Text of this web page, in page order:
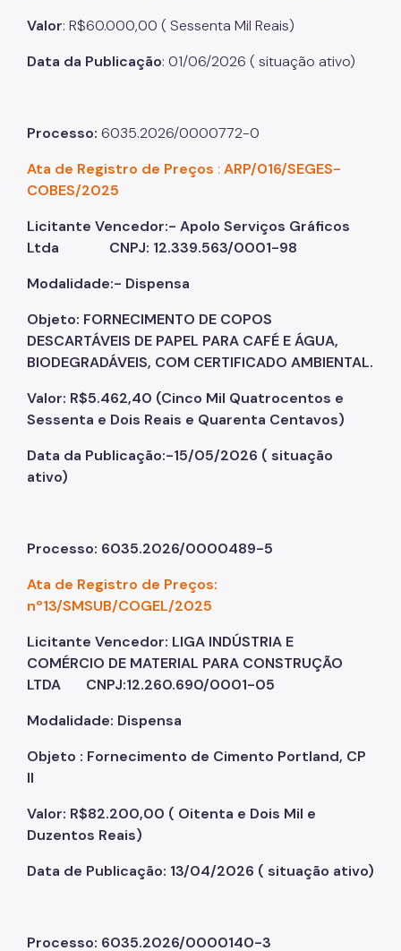
Valor: R$60.000,00 ( Sessenta Mil Reais)
Data da Publicação: 01/06/2026 ( situação ativo)
Processo: 6035.2026/0000772-0
Ata de Registro de Preços : ARP/016/SEGES-
COBES/2025
Licitante Vencedor:- Apolo Serviços Gráficos
Ltda CNPJ: 12.339.563/0001-98
Modalidade:- Dispensa
Objeto: FORNECIMENTO DE COPOS
DESCARTÁVEIS DE PAPEL PARA CAFÉ E ÁGUA,
BIODEGRADÁVEIS, COM CERTIFICADO AMBIENTAL.
Valor: R$5.462,40 (Cinco Mil Quatrocentos e
Sessenta e Dois Reais e Quarenta Centavos)
Data da Publicação:-15/05/2026 ( situação
ativo)
Processo: 6035.2026/0000489-5
Ata de Registro de Preços:
nº13/SMSUB/COGEL/2025
Licitante Vencedor: LIGA INDÚSTRIA E
COMÉRCIO DE MATERIAL PARA CONSTRUÇÃO
LTDA CNPJ:12.260.690/0001-05
Modalidade: Dispensa
Objeto : Fornecimento de Cimento Portland, CP
II
Valor: R$82.200,00 ( Oitenta e Dois Mil e
Duzentos Reais)
Data de Publicação: 13/04/2026 ( situação ativo)
Processo: 6035.2026/0000140-3